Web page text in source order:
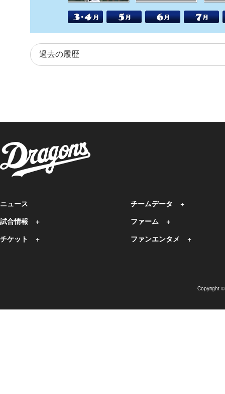
ニュース
試合情報
チケット
チームデータ
ファーム
ファンエンタメ
Copyright